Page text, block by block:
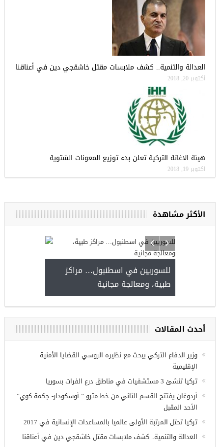
العدالة والتنمية.. كشف ملابسات مقتل خاشقجي دين في أعناقنا
أكتوبر 20, 2018
هيئة الاغاثة التركية تعلن بدء توزيع المعونات الشتوية
أكتوبر 19, 2018
الأكثر مشاهدة
للسوريين في اسطنبول… مراكز
طبية، ومعالجة مجانية
في
أحدث المقالات
وزير الدفاع التركي يبحث مع نظيره الروسي القضايا الأمنية
الإقليمية
تركيا تنشئ 3 مستشفيات في مناطق درع الفرات بسوريا
أردوغان يفتتح القسم الثاني من خط مترو ” أوسكودار- جكمة كوي”
الأحد المقبل
تركيا تحتل المرتبة الأولى عالميا بالمساعدات الإنسانية في 2017
العدالة والتنمية.. كشف ملابسات مقتل خاشقجي دين في أعناقنا